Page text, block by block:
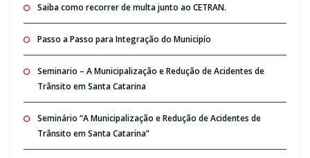
Saiba como recorrer de multa junto ao CETRAN.
Passo a Passo para Integração do Municipío
Seminario – A Municipalização e Redução de Acidentes de
Trânsito em Santa Catarina
Seminário “A Municipalização e Redução de Acidentes de
Trânsito em Santa Catarina”